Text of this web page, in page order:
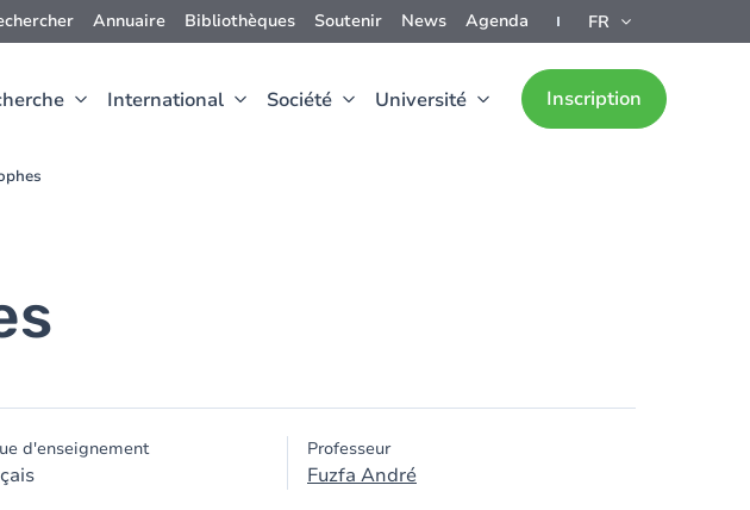
Annuaire Bibliothèques Soutenir News Agenda FR
International Société Université Inscription
d'enseignement Professeur
Fuzfa André